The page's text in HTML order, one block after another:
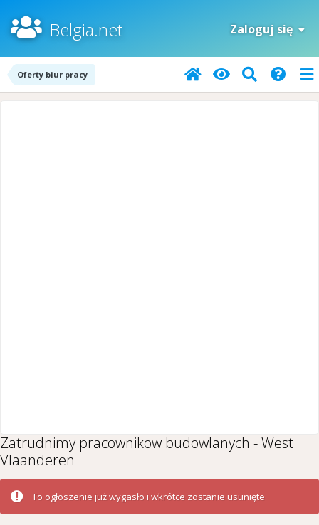
Belgia.net Zaloguj się
Oferty biur pracy
Zatrudnimy pracownikow budowlanych - West
Vlaanderen
To ogłoszenie już wygasło i wkrótce zostanie usunięte